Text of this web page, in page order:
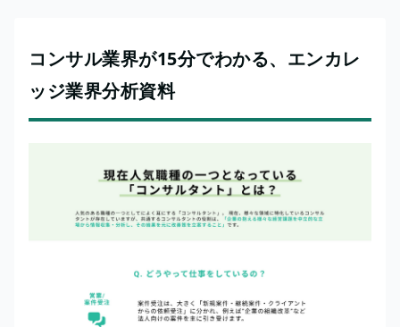
コンサル業界が15分でわかる、エンカレ
ッジ業界分析資料